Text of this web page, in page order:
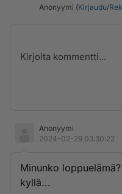
Anonyymi (Kirjaudu/
Anonyymi
2024-02-29 03:30:22
Minunko
kyllä...